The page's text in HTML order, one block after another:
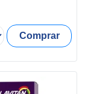
Comprar